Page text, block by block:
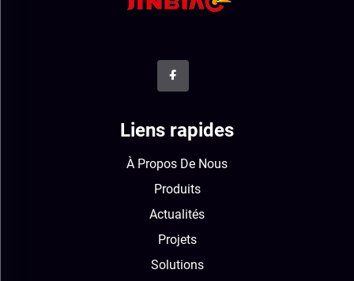
Liens rapides
À Propos De Nous
Produits
Actualités
Projets
Solutions